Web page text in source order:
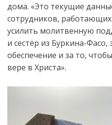
дома. «Это текущие
сотрудников,
усилить молитвенную
и сестёр из Буркина-Фасо,
обеспечение и за то,
вере в Христа».